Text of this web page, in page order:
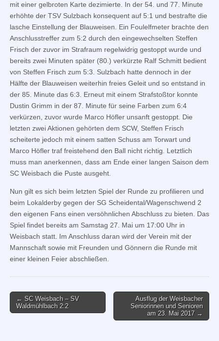
mit einer gelbroten Karte dezimierte. In der 54. und 77. Minute
erhöhte der TSV Sulzbach konsequent auf 5:1 und bestrafte die
lasche Einstellung der Blauweisen. Ein Foulelfmeter brachte den
Anschlusstreffer zum 5:2 durch den eingewechselten Steffen
Frisch der zuvor im Strafraum regelwidrig gestoppt wurde und
bereits zwei Minuten später (80.) verkürzte Ralf Schmitt bedient
von Steffen Frisch zum 5:3. Sulzbach hatte dennoch in der
Hälfte der Blauweisen weiterhin freies Geleit und so entstand in
der 85. Minute das 6:3. Erneut mit einem Strafstoßtor konnte
Dustin Grimm in der 87. Minute für seine Farben zum 6:4
verkürzen, zuvor wurde Marco Höfler unsanft gestoppt. Die
letzten zwei Aktionen gehörten dem SCW, Steffen Frisch
scheiterte jedoch mit einem satten Schuss am Torwart und
Marco Höfler traf freistehend den Ball nicht richtig. Letztlich
muss man anerkennen, dass am Ende einer langen Saison dem
SC Weisbach die Puste ausgeht.
Nun gilt es sich beim letzten Spiel der Runde zu profilieren und
beim Lokalderby gegen der SG Scheidental/Wagenschwend 2
den eigenen Fans einen versöhnlichen Abschluss zu bieten. Das
Spiel findet bereits am Samstag 27. Mai um 17:00 Uhr in
Weisbach statt. Im Anschluss daran wird der Verein mit der
Mannschaft sowie mit Freunden und Gönnern die Runde mit
einer kleinen Feier abschließen.
Post
navigation
← SC Weisbach – SV
Waldmühlbach 2:2
Ausflug der Weisbacher
Seniorinnen und Senioren
am 23. Mai 2017 →